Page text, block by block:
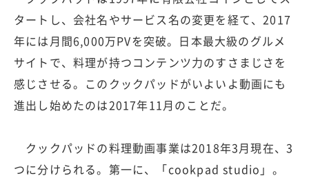
タートし、会社名やサービス名の変更を経て、2017
年には月間6,000万PVを突破。日本最大級のグルメ
サイトで、料理が持つコンテンツ力のすさまじさを
感じさせる。このクックパッドがいよいよ動画にも
進出し始めたのは2017年11月のことだ。
クックパッドの料理動画事業は2018年3月現在、3
つに分けられる。第一に、「cookpad studio」。